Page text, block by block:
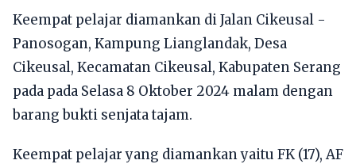
Keempat pelajar diamankan di Jalan Cikeusal -
Panosogan, Kampung Lianglandak, Desa
Cikeusal, Kecamatan Cikeusal, Kabupaten Serang
pada pada Selasa 8 Oktober 2024 malam dengan
barang bukti senjata tajam.
Keempat pelajar yang diamankan yaitu FK (17), AF